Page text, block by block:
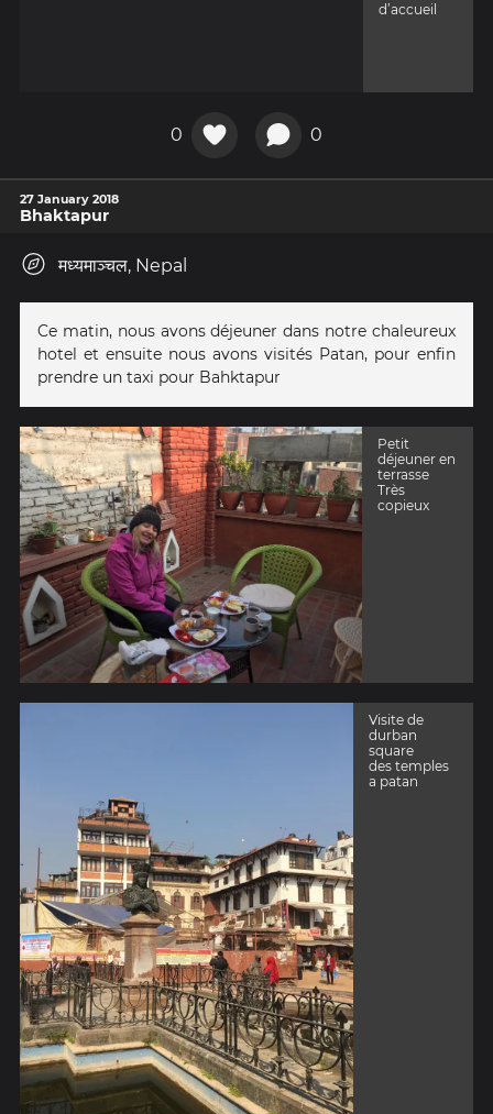
d’accueil
0 0
27 January 2018
Bhaktapur
मध्यमाञ्चल, Nepal
Ce matin, nous avons déjeuner dans notre chaleureux
hotel et ensuite nous avons visités Patan, pour enfin
prendre un taxi pour Bahktapur
Petit
déjeuner en
terrasse
Très
copieux
Visite de
durban
square
des temples
a patan